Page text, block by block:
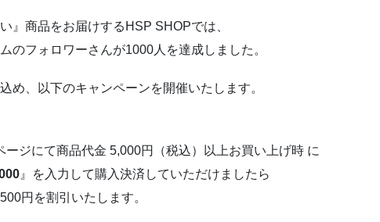
』商品をお届けするHSP SHOPでは、
のフォロワーさんが1000人を達成しました。
め、以下のキャンペーンを開催いたします。
ージにて商品代金 5,000円（税込）以上お買い上げ時 に
』を入力して購入決済していただけましたら
円を割引いたします。